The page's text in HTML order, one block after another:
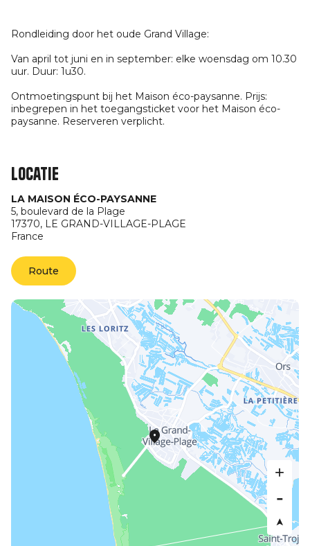
Rondleiding door het oude Grand Village:
Van april tot juni en in september: elke woensdag om 10.30
uur. Duur: 1u30.
Ontmoetingspunt bij het Maison éco-paysanne. Prijs:
inbegrepen in het toegangsticket voor het Maison éco-
paysanne. Reserveren verplicht.
Locatie
LA MAISON ÉCO-PAYSANNE
5, boulevard de la Plage
17370, LE GRAND-VILLAGE-PLAGE
France
Route